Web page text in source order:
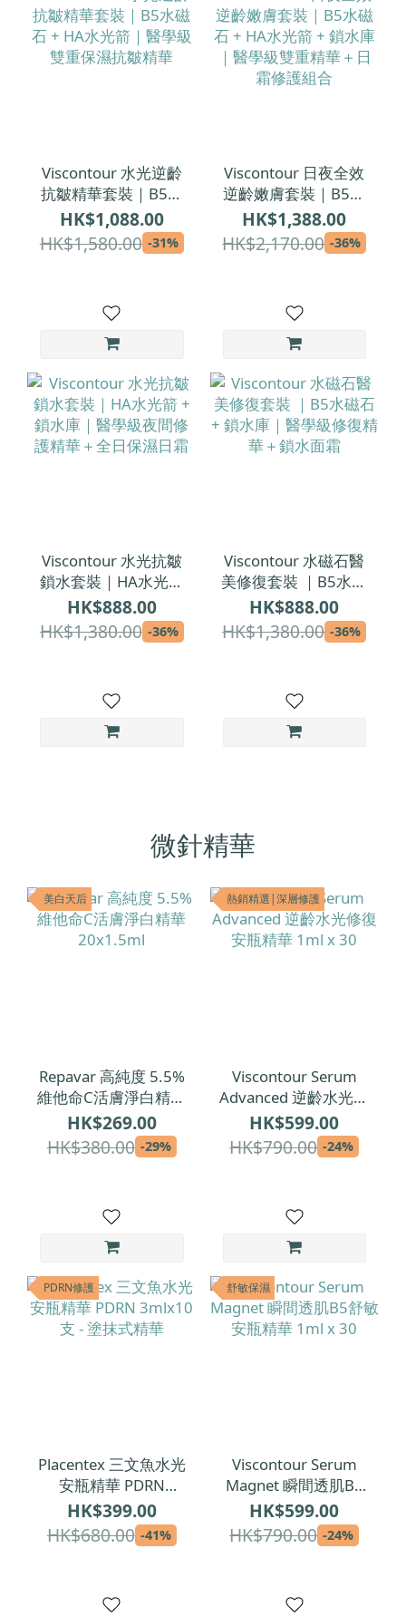
Viscontour 水光逆齡
抗皺精華套裝｜B5水
磁石 + HA水光箭｜醫
學級雙重保濕抗皺精
華
HK$1,088.00
HK$1,580.00 -31%
Viscontour 日夜全效
逆齡嫩膚套裝｜B5水
磁石 + HA水光箭 + 鎖
水庫｜醫學級雙重精
華＋日霜修護組合
HK$1,388.00
HK$2,170.00 -36%
Viscontour 水光抗皺
鎖水套裝｜HA水光箭
+ 鎖水庫｜醫學級夜
間修護精華＋全日保
濕日霜
HK$888.00
HK$1,380.00 -36%
Viscontour 水磁石醫
美修復套裝 ｜B5水磁
石 + 鎖水庫｜醫學級
修復精華＋鎖水面霜
HK$888.00
HK$1,380.00 -36%
微針精華
美白天后
Repavar 高純度 5.5%
維他命C活膚淨白精華
20x1.5ml
HK$269.00
HK$380.00 -29%
熱銷精選|深層修護
Viscontour Serum
Advanced 逆齡水光修
復安瓶精華 1ml x 30
HK$599.00
HK$790.00 -24%
PDRN修護
Placentex 三文魚水光
安瓶精華 PDRN
3mlx10支 - 塗抹式精
華
HK$399.00
HK$680.00 -41%
舒敏保濕
Viscontour Serum
Magnet 瞬間透肌B5
舒敏安瓶精華 1ml x
30
HK$599.00
HK$790.00 -24%